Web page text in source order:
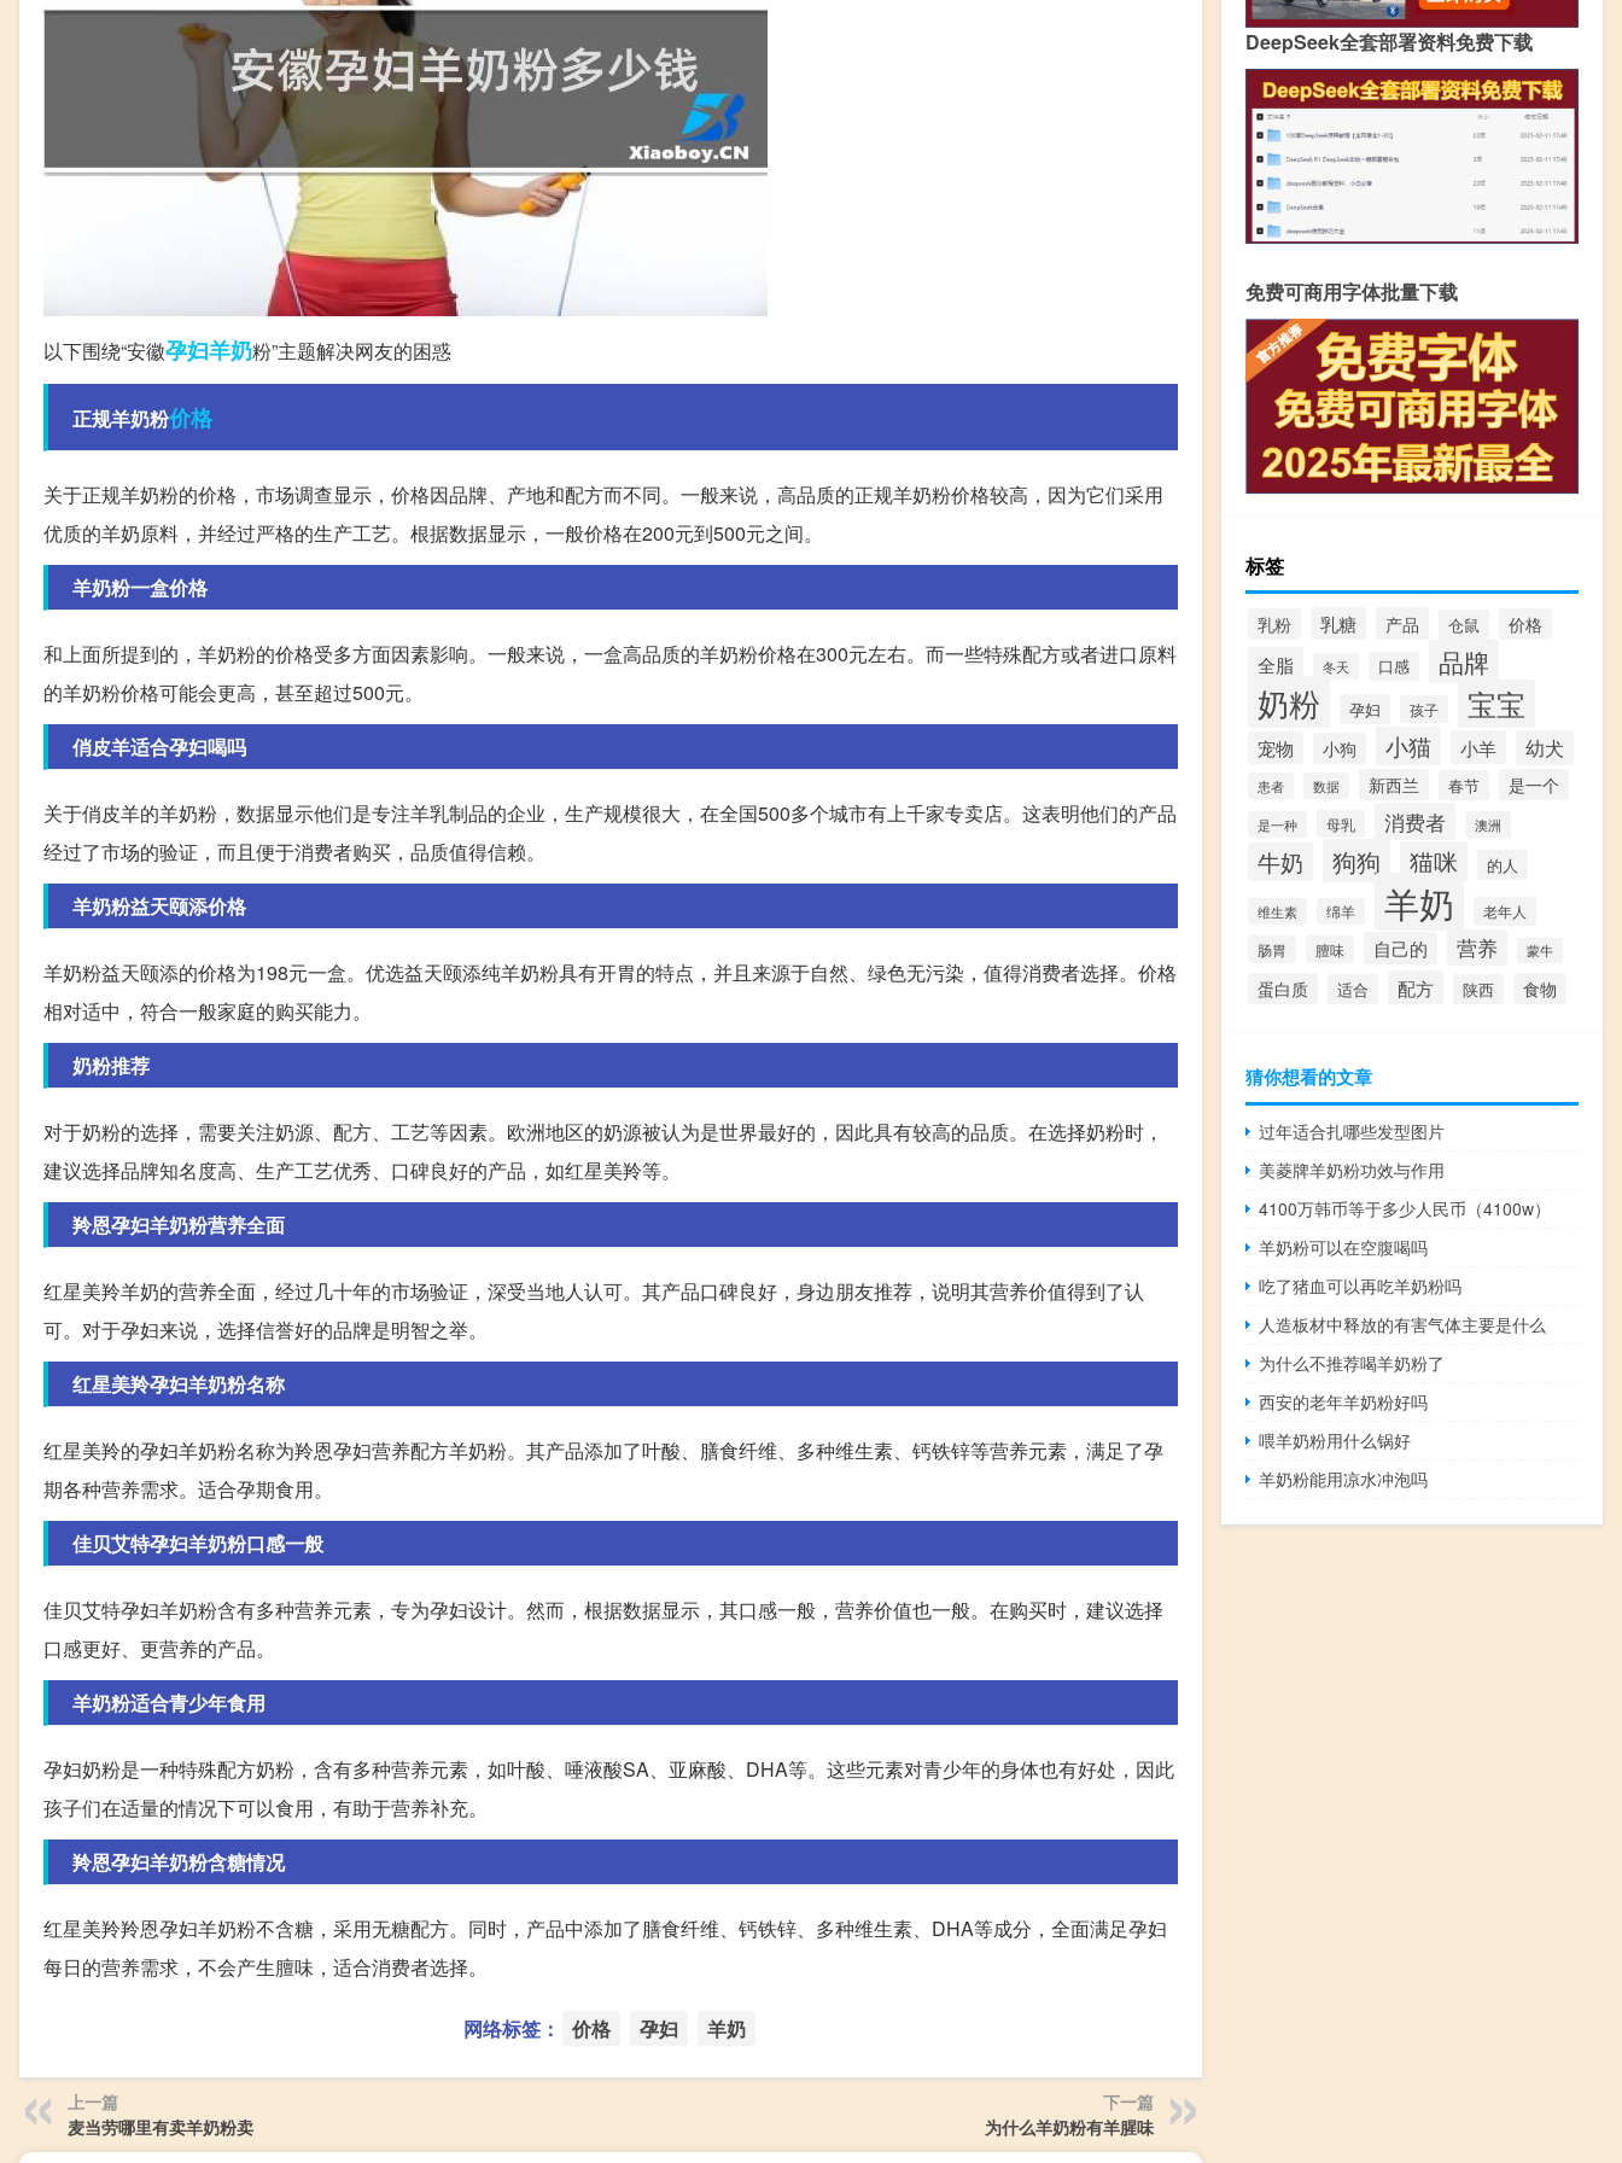
以下围绕“安徽孕妇羊奶粉”主题解决网友的困惑
正规羊奶粉价格
关于正规羊奶粉的价格，市场调查显示，价格因品牌、产地和配方而不同。一般来说，高品质的正规羊奶粉价格较高，因为它们采用
优质的羊奶原料，并经过严格的生产工艺。根据数据显示，一般价格在200元到500元之间。
羊奶粉一盒价格
和上面所提到的，羊奶粉的价格受多方面因素影响。一般来说，一盒高品质的羊奶粉价格在300元左右。而一些特殊配方或者进口原料
的羊奶粉价格可能会更高，甚至超过500元。
俏皮羊适合孕妇喝吗
关于俏皮羊的羊奶粉，数据显示他们是专注羊乳制品的企业，生产规模很大，在全国500多个城市有上千家专卖店。这表明他们的产品
经过了市场的验证，而且便于消费者购买，品质值得信赖。
羊奶粉益天颐添价格
羊奶粉益天颐添的价格为198元一盒。优选益天颐添纯羊奶粉具有开胃的特点，并且来源于自然、绿色无污染，值得消费者选择。价格
相对适中，符合一般家庭的购买能力。
奶粉推荐
对于奶粉的选择，需要关注奶源、配方、工艺等因素。欧洲地区的奶源被认为是世界最好的，因此具有较高的品质。在选择奶粉时，
建议选择品牌知名度高、生产工艺优秀、口碑良好的产品，如红星美羚等。
羚恩孕妇羊奶粉营养全面
红星美羚羊奶的营养全面，经过几十年的市场验证，深受当地人认可。其产品口碑良好，身边朋友推荐，说明其营养价值得到了认
可。对于孕妇来说，选择信誉好的品牌是明智之举。
红星美羚孕妇羊奶粉名称
红星美羚的孕妇羊奶粉名称为羚恩孕妇营养配方羊奶粉。其产品添加了叶酸、膳食纤维、多种维生素、钙铁锌等营养元素，满足了孕
期各种营养需求。适合孕期食用。
佳贝艾特孕妇羊奶粉口感一般
佳贝艾特孕妇羊奶粉含有多种营养元素，专为孕妇设计。然而，根据数据显示，其口感一般，营养价值也一般。在购买时，建议选择
口感更好、更营养的产品。
羊奶粉适合青少年食用
孕妇奶粉是一种特殊配方奶粉，含有多种营养元素，如叶酸、唾液酸SA、亚麻酸、DHA等。这些元素对青少年的身体也有好处，因此
孩子们在适量的情况下可以食用，有助于营养补充。
羚恩孕妇羊奶粉含糖情况
红星美羚羚恩孕妇羊奶粉不含糖，采用无糖配方。同时，产品中添加了膳食纤维、钙铁锌、多种维生素、DHA等成分，全面满足孕妇
每日的营养需求，不会产生膻味，适合消费者选择。
网络标签： 价格 孕妇 羊奶
上一篇
麦当劳哪里有卖羊奶粉卖
下一篇
为什么羊奶粉有羊腥味
DeepSeek全套部署资料免费下载
免费可商用字体批量下载
标签
乳粉 乳糖 产品 仓鼠 价格
全脂 冬天 口感 品牌
奶粉 孕妇 孩子 宝宝
宠物 小狗 小猫 小羊 幼犬
患者 数据 新西兰 春节 是一个
是一种 母乳 消费者 澳洲
牛奶 狗狗 猫咪 的人
维生素 绵羊 羊奶 老年人
肠胃 膻味 自己的 营养 蒙牛
蛋白质 适合 配方 陕西 食物
猜你想看的文章
过年适合扎哪些发型图片
美菱牌羊奶粉功效与作用
4100万韩币等于多少人民币（4100w）
羊奶粉可以在空腹喝吗
吃了猪血可以再吃羊奶粉吗
人造板材中释放的有害气体主要是什么
为什么不推荐喝羊奶粉了
西安的老年羊奶粉好吗
喂羊奶粉用什么锅好
羊奶粉能用凉水冲泡吗